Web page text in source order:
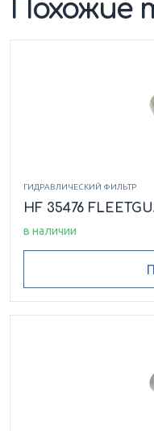
Похожие
ГИДРАВЛИЧЕСКИЙ ФИЛЬТР
HF 35476
в наличии